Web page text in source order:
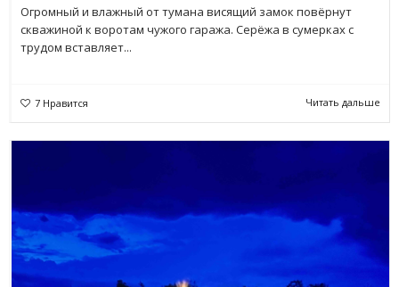
Огромный и влажный от тумана висящий замок повёрнут
скважиной к воротам чужого гаража. Серёжа в сумерках с
трудом вставляет...
7 Нравится Читать дальше